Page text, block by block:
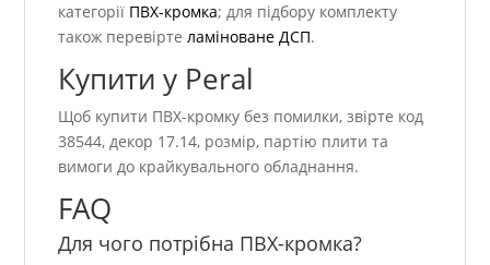
категорії ПВХ-кромка; для підбору комплекту
також перевіртеламіноване ДСП.
Купити у Peral
Щоб купити ПВХ-кромку без помилки, звірте код
38544, декор 17.14, розмір, партію плити та
вимоги до крайкувального обладнання.
FAQ
Для чого потрібна ПВХ-кромка?